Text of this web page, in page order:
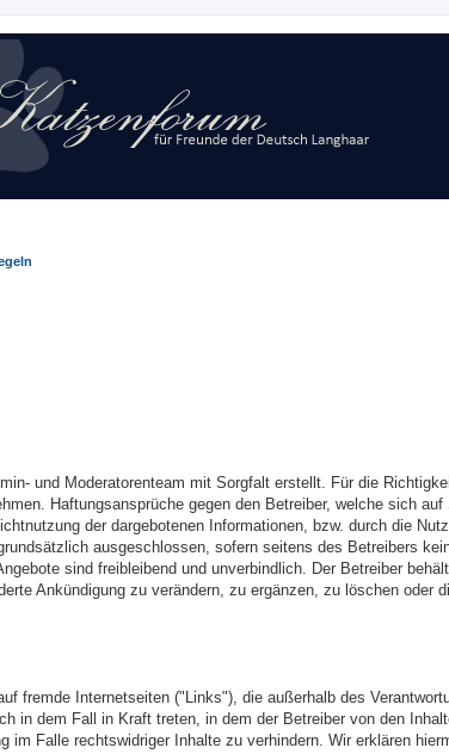
und Moderatorenteam mit Sorgfalt erstellt. Für die
Haftungsansprüche gegen den Betreiber, welche sich
der dargebotenen Informationen, bzw. durch die
ausgeschlossen, sofern seitens des Betreibers
sind freibleibend und unverbindlich. Der Betreiber
Ankündigung zu verändern, zu ergänzen, zu löschen oder
fremde Internetseiten ("Links"), die außerhalb des
in dem Fall in Kraft treten, in dem der Betreiber von den
im Falle rechtswidriger Inhalte zu verhindern. Wir erklären